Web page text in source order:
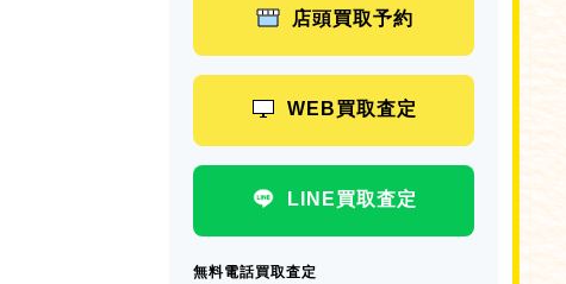
店頭買取予約
WEB買取査定
LINE買取査定
無料電話買取査定